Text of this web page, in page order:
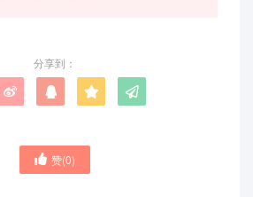
分享到：
赞(0)